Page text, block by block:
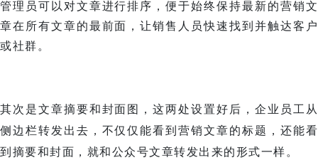
管理员可以对文章进行排序，便于始终保持最新的营销文
章在所有文章的最前面，让销售人员快速找到并触达客户
或社群。
其次是文章摘要和封面图，这两处设置好后，企业员工从
侧边栏转发出去，不仅仅能看到营销文章的标题，还能看
到摘要和封面，就和公众号文章转发出来的形式一样。